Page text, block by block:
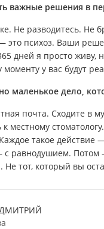
важные решения в
Не разводитесь. Не
психоз. Ваши
дней я просто
моменту у вас будут
маленькое дело,
почта. Сходите в
местному
такое
равнодушием. Потом
Не тот, который вы